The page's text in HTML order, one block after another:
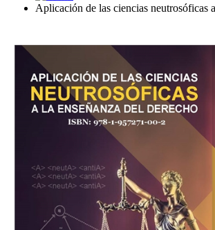
Aplicación de las ciencias neutrosóficas